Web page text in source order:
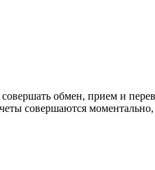
обмен, прием и
совершаются